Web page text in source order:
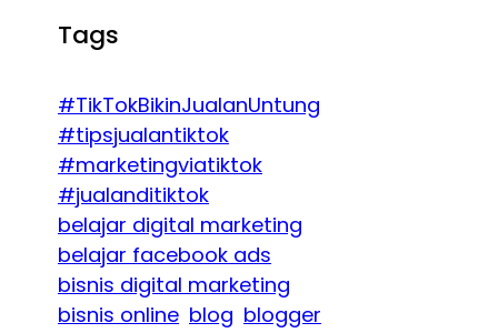
Tags
#TikTokBikinJualanUntung
#tipsjualantiktok
#marketingviatiktok
#jualanditiktok
belajar digital marketing
belajar facebook ads
bisnis digital marketing
bisnis online blog blogger